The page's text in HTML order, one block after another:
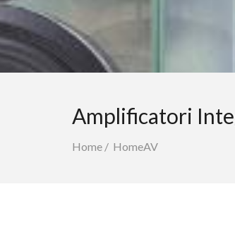
Amplificatori
Home / HomeAV